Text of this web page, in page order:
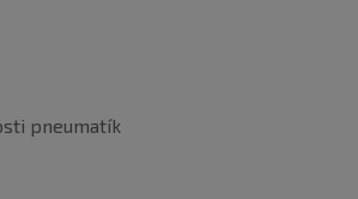
pneumatík